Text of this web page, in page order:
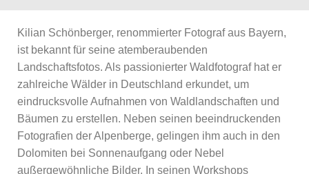
Kilian Schönberger, renommierter Fotograf aus Bayern,
ist bekannt für seine atemberaubenden
Landschaftsfotos. Als passionierter Waldfotograf hat er
zahlreiche Wälder in Deutschland erkundet, um
eindrucksvolle Aufnahmen von Waldlandschaften und
Bäumen zu erstellen. Neben seinen beeindruckenden
Fotografien der Alpenberge, gelingen ihm auch in den
Dolomiten bei Sonnenaufgang oder Nebel
außergewöhnliche Bilder. In seinen Workshops